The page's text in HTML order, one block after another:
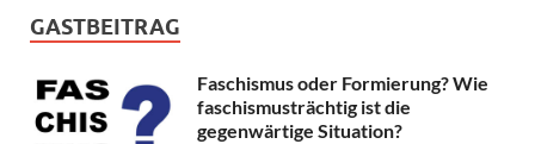
GASTBEITRAG
Faschismus oder Formierung? Wie
faschismusträchtig ist die
gegenwärtige Situation?